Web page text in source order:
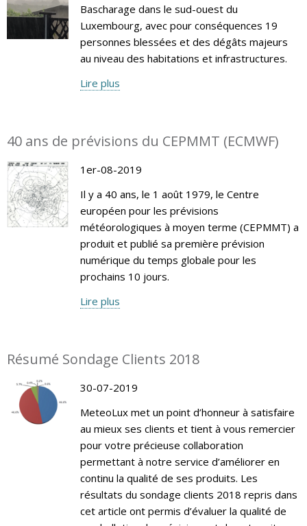
Bascharage dans le sud-ouest du
Luxembourg, avec pour conséquences 19
personnes blessées et des dégâts majeurs
au niveau des habitations et infrastructures.
Lire plus
40 ans de prévisions du CEPMMT (ECMWF)
1er-08-2019
Il y a 40 ans, le 1 août 1979, le Centre
européen pour les prévisions
météorologiques à moyen terme (CEPMMT) a
produit et publié sa première prévision
numérique du temps globale pour les
prochains 10 jours.
Lire plus
Résumé Sondage Clients 2018
30-07-2019
MeteoLux met un point d’honneur à satisfaire
au mieux ses clients et tient à vous remercier
pour votre précieuse collaboration
permettant à notre service d’améliorer en
continu la qualité de ses produits. Les
résultats du sondage clients 2018 repris dans
cet article ont permis d’évaluer la qualité de